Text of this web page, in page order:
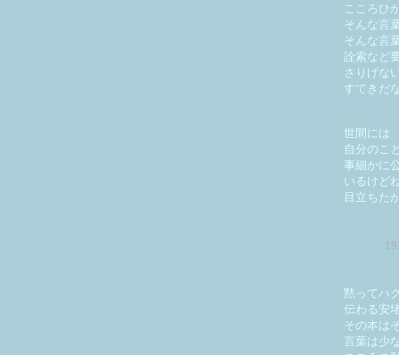
こころひ
そんな言
そんな言
詮索など
さりげな
すてきだ
世間には
自分のこ
事細かに
いるけど
目立ちた
黙ってハ
伝わる安
その本は
言葉は少